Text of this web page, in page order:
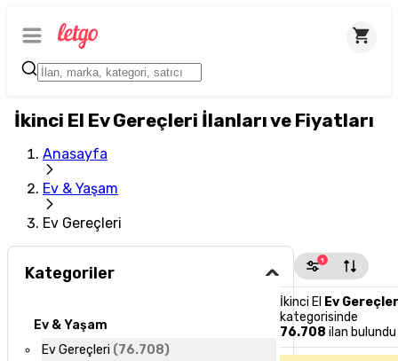
İkinci El Ev Gereçleri İlanları ve Fiyatları
Anasayfa
Ev & Yaşam
Ev Gereçleri
Kategoriler
Ev & Yaşam
Ev Gereçleri (76.708)
1
İkinci El Ev
kategorisinde
76.708 ilan bulundu